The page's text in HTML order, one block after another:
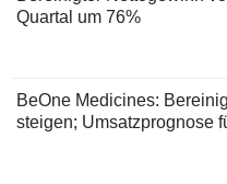
Quartal um 76%
BeOne Medicines:
steigen; Umsatzprognose